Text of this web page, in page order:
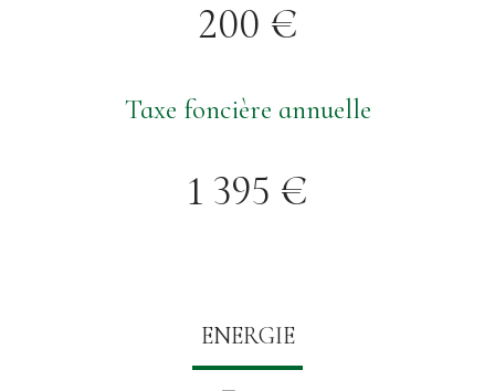
200 €
Taxe foncière annuelle
1 395 €
ENERGIE